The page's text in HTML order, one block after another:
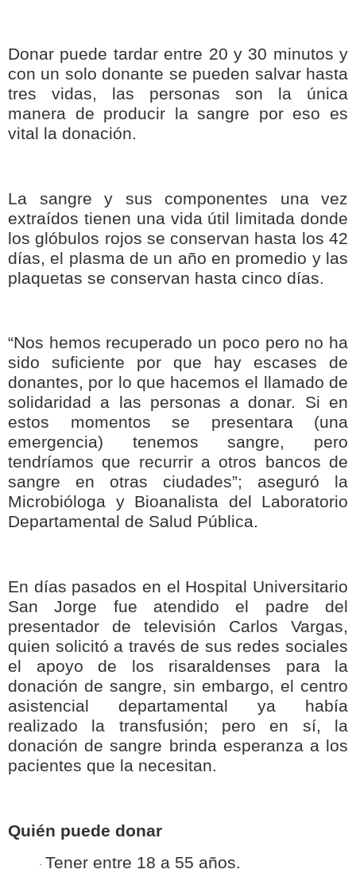
Donar puede tardar entre 20 y 30 minutos y
con un solo donante se pueden salvar hasta
tres vidas, las personas son la única
manera de producir la sangre por eso es
vital la donación.
La sangre y sus componentes una vez
extraídos tienen una vida útil limitada donde
los glóbulos rojos se conservan hasta los 42
días, el plasma de un año en promedio y las
plaquetas se conservan hasta cinco días.
“Nos hemos recuperado un poco pero no ha
sido suficiente por que hay escases de
donantes, por lo que hacemos el llamado de
solidaridad a las personas a donar. Si en
estos momentos se presentara (una
emergencia) tenemos sangre, pero
tendríamos que recurrir a otros bancos de
sangre en otras ciudades”; aseguró la
Microbióloga y Bioanalista del Laboratorio
Departamental de Salud Pública.
En días pasados en el Hospital Universitario
San Jorge fue atendido el padre del
presentador de televisión Carlos Vargas,
quien solicitó a través de sus redes sociales
el apoyo de los risaraldenses para la
donación de sangre, sin embargo, el centro
asistencial departamental ya había
realizado la transfusión; pero en sí, la
donación de sangre brinda esperanza a los
pacientes que la necesitan.
Quién puede donar
· Tener entre 18 a 55 años.